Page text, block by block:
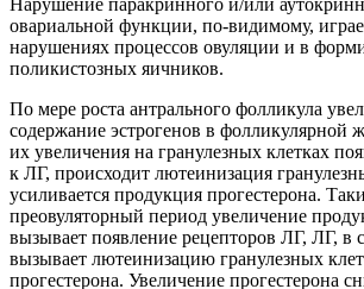
Нарушение паракринного и/или
овариальной функции, по-видимому,
нарушениях процессов овуляции и в
поликистозных яичников.
По мере роста антрального фолликула
содержание эстрогенов в фолликулярной
их увеличения на гранулезных клетках
к ЛГ, происходит лютеинизация
усиливается продукция прогестерона.
преовуляторный период увеличение
вызывает появление рецепторов ЛГ, ЛГ, в
вызывает лютеинизацию гранулезных
прогестерона. Увеличение прогестерона